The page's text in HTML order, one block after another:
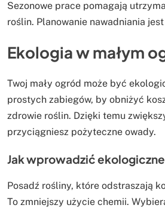
Sezonowe prace pomagają
roślin. Planowanie nawadniania
Ekologia w małym
Twoj mały ogród może być
prostych zabiegów, by obniżyć
zdrowie roślin. Dzięki temu
przyciągniesz pożyteczne owady.
Jak wprowadzić
Posadź rośliny, które odstraszają
To zmniejszy użycie chemii.